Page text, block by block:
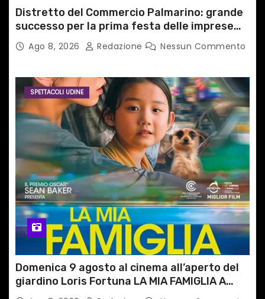
Distretto del Commercio Palmarino: grande
successo per la prima festa delle imprese
del territorio
Ago 8, 2026 Redazione Nessun Commento
SPETTACOLI UDINE
Domenica 9 agosto al cinema all’aperto del
giardino Loris Fortuna LA MIA FAMIGLIA A
TAIPEI